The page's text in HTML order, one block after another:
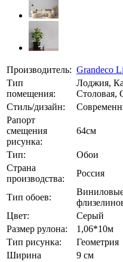
Производитель: Grandeco
Тип
помещения:
Лоджия,
Столовая,
Стиль/дизайн:
Рапорт
смещения
рисунка:
64см
Тип:
Обои
Страна
производства:
Россия
Тип обоев:
Виниловые
Цвет:
Серый
Размер рулона:
1,06*10м
Тип рисунка:
Геометрия
Ширина
9 см